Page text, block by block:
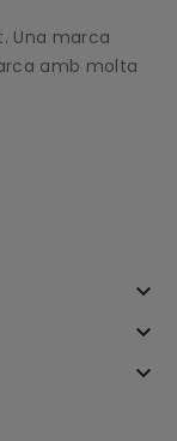
Una marca
amb molta
keyboard_arrow_down
keyboard_arrow_down
keyboard_arrow_down